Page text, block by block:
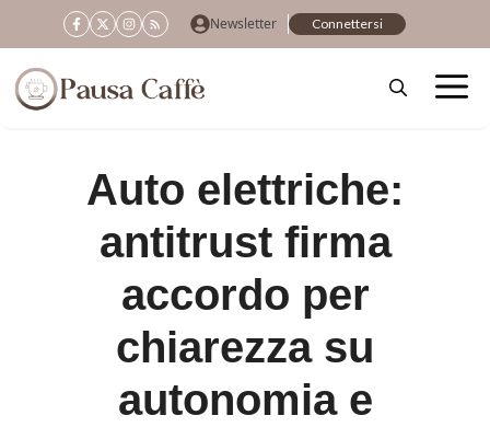
al
contenuto
Newsletter Connettersi
Auto elettriche:
antitrust firma
accordo per
chiarezza su
autonomia e